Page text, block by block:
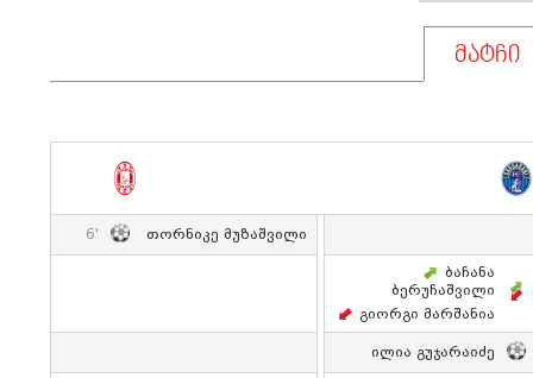
მატჩი
6' Თორნიკე Მუზაშვილი
Ბაჩანა
Ბერუჩაშვილი
Გიორგი Მარშანია
Ილია Გუჯარაიძე